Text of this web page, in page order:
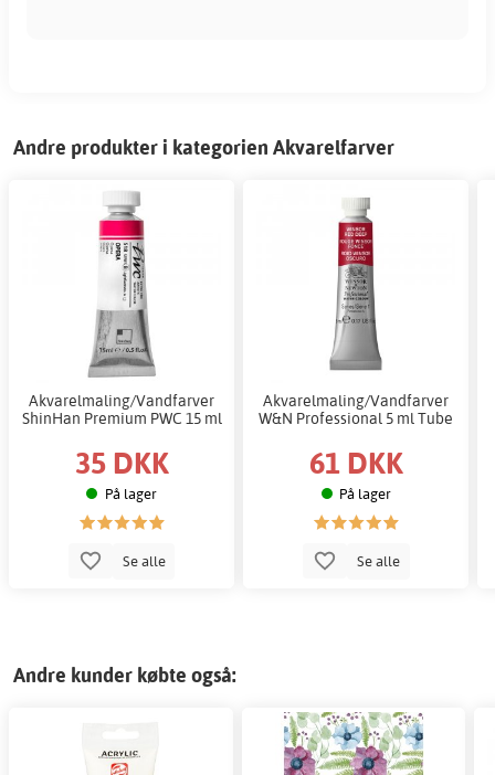
Andre produkter i kategorien Akvarelfarver
Akvarelmaling/Vandfarver
ShinHan Premium PWC 15 ml
35 DKK
På lager
Se alle
Akvarelmaling/Vandfarver
W&N Professional 5 ml Tube
61 DKK
På lager
Se alle
Andre kunder købte også: